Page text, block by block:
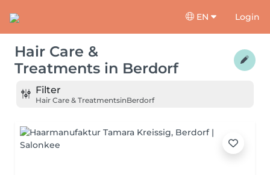
EN Login
Hair Care &
Treatments in Berdorf
Filter
Hair Care & TreatmentsinBerdorf